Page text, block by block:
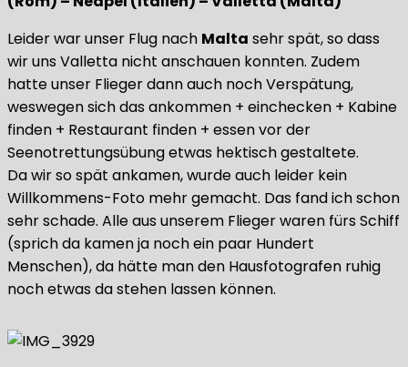
Leider war unser Flug nach Malta sehr spät, so dass
wir uns Valletta nicht anschauen konnten. Zudem
hatte unser Flieger dann auch noch Verspätung,
weswegen sich das ankommen + einchecken + Kabine
finden + Restaurant finden + essen vor der
Seenotrettungsübung etwas hektisch gestaltete.
Da wir so spät ankamen, wurde auch leider kein
Willkommens-Foto mehr gemacht. Das fand ich schon
sehr schade. Alle aus unserem Flieger waren fürs Schiff
(sprich da kamen ja noch ein paar Hundert
Menschen), da hätte man den Hausfotografen ruhig
noch etwas da stehen lassen können.